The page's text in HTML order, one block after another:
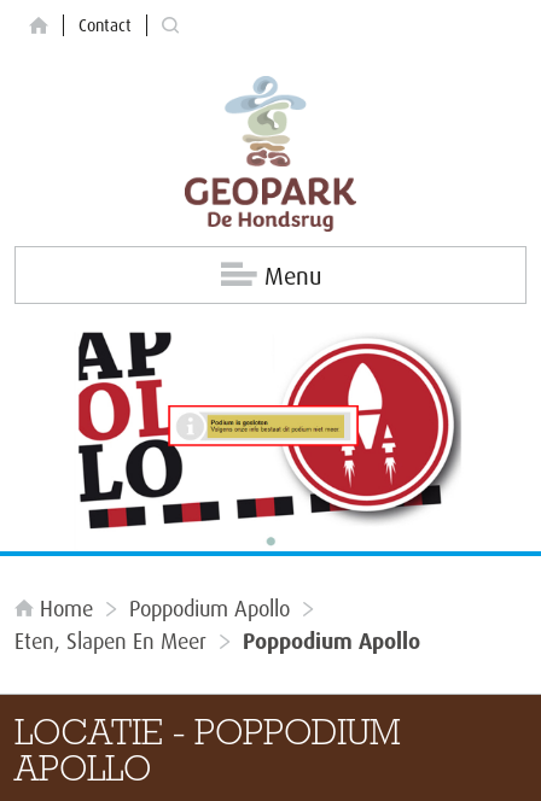
Contact
Menu
Home
Poppodium Apollo
Eten, Slapen En Meer
Poppodium Apollo
LOCATIE - POPPODIUM
APOLLO